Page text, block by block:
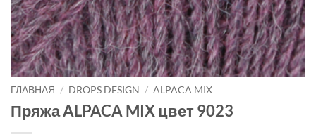
ГЛАВНАЯ / DROPS DESIGN / ALPACA MIX
Пряжа ALPACA MIX цвет 9023